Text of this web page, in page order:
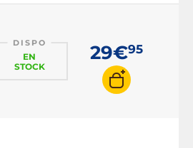
Souris ambidextre
Souris optique
DISPO
EN
STOCK
29€95